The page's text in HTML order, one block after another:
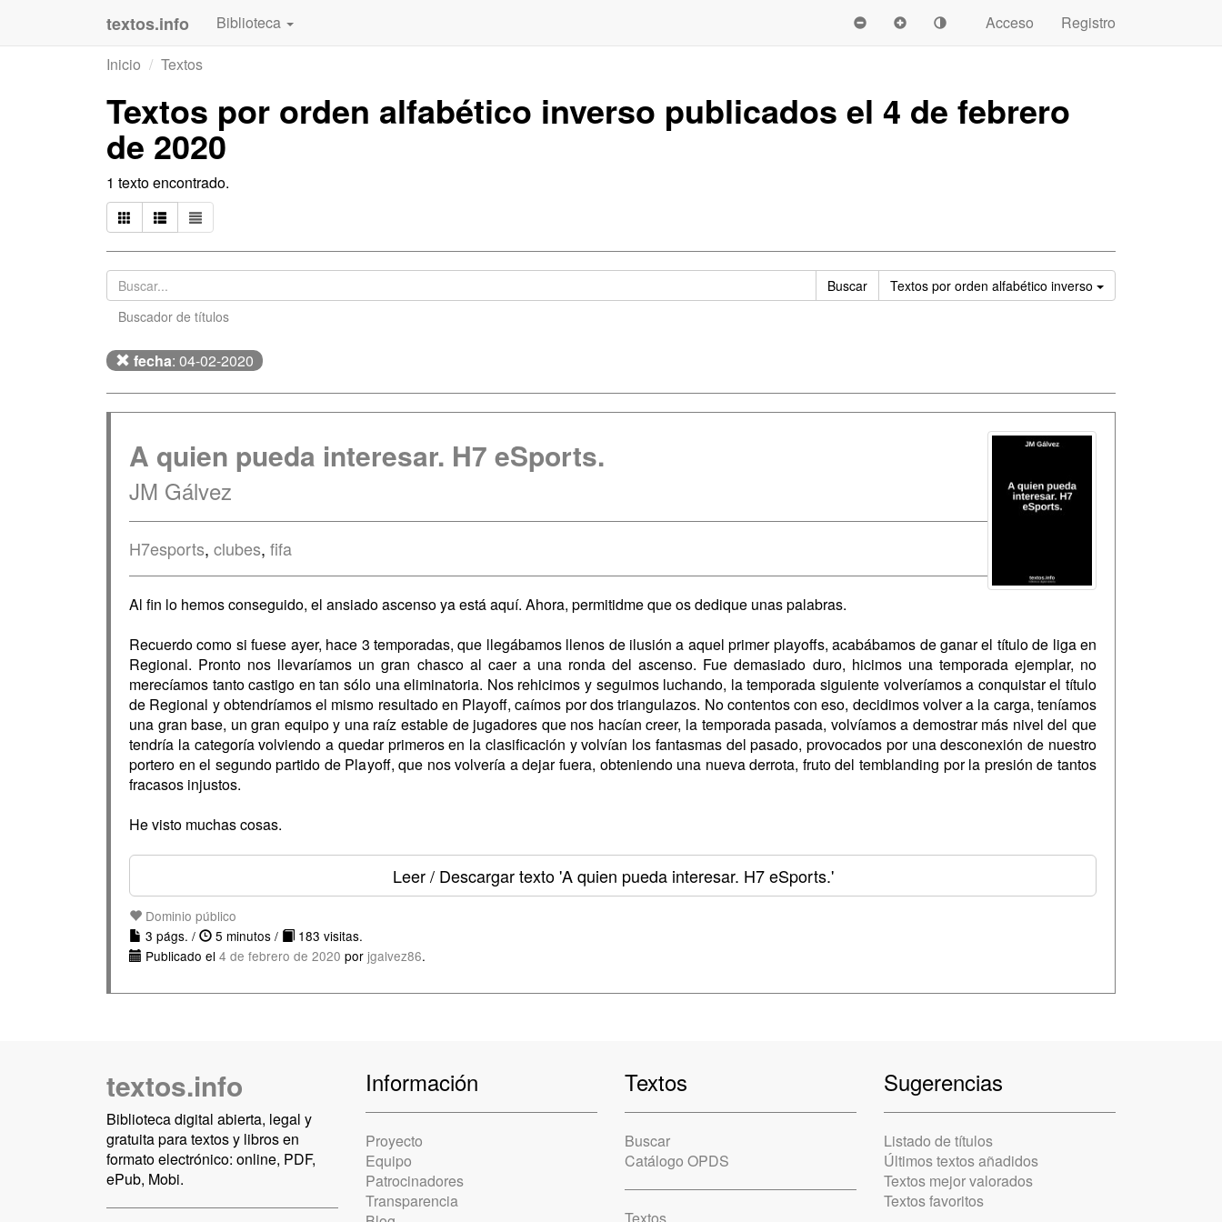
textos.info Biblioteca Acceso
Registro
Inicio
Textos
Textos por orden alfabético inverso publicados el 4 de febrero
de 2020
1 texto encontrado.
Buscar Textos por orden alfabético inverso Ordenar
Buscador de títulos
fecha: 04-02-2020
A quien pueda interesar. H7 eSports.
JM Gálvez
H7esports, clubes, fifa
Al fin lo hemos conseguido, el ansiado ascenso ya está aquí. Ahora, permitidme que os dedique unas palabras.
Recuerdo como si fuese ayer, hace 3 temporadas, que llegábamos llenos de ilusión a aquel primer playoffs, acabábamos de ganar el título de liga en
Regional. Pronto nos llevaríamos un gran chasco al caer a una ronda del ascenso. Fue demasiado duro, hicimos una temporada ejemplar, no
merecíamos tanto castigo en tan sólo una eliminatoria. Nos rehicimos y seguimos luchando, la temporada siguiente volveríamos a conquistar el título
de Regional y obtendríamos el mismo resultado en Playoff, caímos por dos triangulazos. No contentos con eso, decidimos volver a la carga, teníamos
una gran base, un gran equipo y una raíz estable de jugadores que nos hacían creer, la temporada pasada, volvíamos a demostrar más nivel del que
tendría la categoría volviendo a quedar primeros en la clasificación y volvían los fantasmas del pasado, provocados por una desconexión de nuestro
portero en el segundo partido de Playoff, que nos volvería a dejar fuera, obteniendo una nueva derrota, fruto del temblanding por la presión de tantos
fracasos injustos.
He visto muchas cosas.
Leer / Descargar texto'A quien pueda interesar. H7 eSports.'
Dominio público
3 págs. /
5 minutos /
183 visitas.
Publicado el 4 de febrero de 2020 por jgalvez86.
textos.info
Biblioteca digital abierta, legal y
gratuita para textos y libros en
formato electrónico: online, PDF,
ePub, Mobi.
Información
Proyecto
Equipo
Patrocinadores
Transparencia
Textos
Buscar
Catálogo OPDS
Sugerencias
Listado de títulos
Últimos textos añadidos
Textos mejor valorados
Textos favoritos